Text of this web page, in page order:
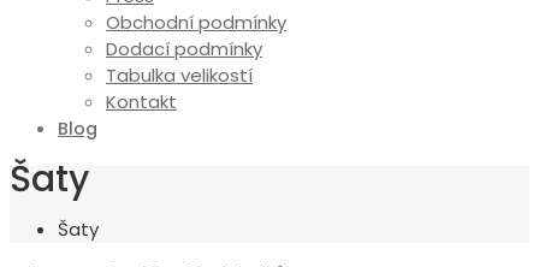
Obchodní podmínky
Dodací podmínky
Tabulka velikostí
Kontakt
Blog
Šaty
Šaty